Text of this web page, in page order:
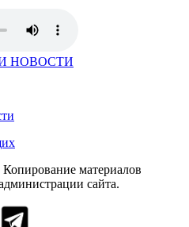
НОВОСТИ
материалов
сайта.